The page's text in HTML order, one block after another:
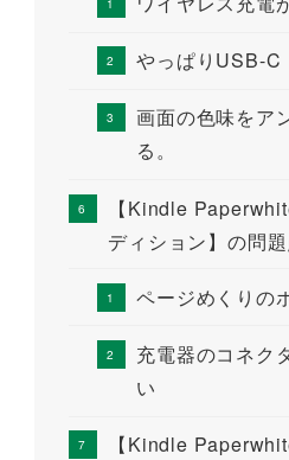
やっぱりUSB-C
画面の色味をア
る。
【Kindle
ディション】の問
ページめくりの
充電器のコネク
い
【Kindle